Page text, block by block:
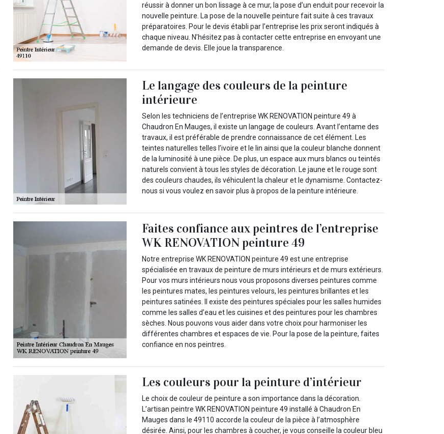
réussir à donner un bon lissage à ce mur, la pose d’un enduit pour recevoir la
nouvelle peinture. La pose de la nouvelle peinture fait suite à ces travaux
préparatoires. Pour le devis établi par l’entreprise les prix seront indiqués à
chaque niveau. N’hésitez pas à contacter cette entreprise en envoyant une
demande de devis. Elle joue la transparence.
Le langage des couleurs de la peinture
intérieure
Selon les techniciens de l’entreprise WK RENOVATION peinture 49 à
Chaudron En Mauges, il existe un langage de couleurs. Avant l’entame des
travaux, il est préférable de prendre connaissance de cet élément. Les
teintes naturelles telles l’ivoire et le lin ainsi que la couleur blanche donnent
de la luminosité à une pièce. De plus, un espace aux murs blancs ou teintés
naturels convient à tous les styles de décoration. Le jaune et le rouge sont
des couleurs chaudes, ils véhiculent la chaleur et le dynamisme. Contactez-
nous si vous voulez en savoir plus à propos de la peinture intérieure.
Faites confiance aux peintres de l’entreprise
WK RENOVATION peinture 49
Notre entreprise WK RENOVATION peinture 49 est une entreprise
spécialisée en travaux de peinture de murs intérieurs et de murs extérieurs.
Pour vos murs intérieurs nous vous proposons diverses peintures comme
les peintures mates, les peintures velours, les peintures brillantes et les
peintures satinées. Il existe des peintures spéciales pour les salles humides
comme les salles d’eau et les cuisines et des peintures pour les chambres
sèches. Nous pouvons vous aider dans votre choix pour harmoniser les
différentes chambres et espaces de vie. Pour la pose de la peinture, faites
confiance en nos peintres.
Les couleurs pour la peinture d’intérieur
Le choix de couleur de peinture a son importance dans la décoration.
L’artisan peintre WK RENOVATION peinture 49 installé à Chaudron En
Mauges dans le 49110 accorde la couleur de la pièce à l’atmosphère
désirée. Ainsi, pour les chambres à coucher, je vous conseille la couleur bleu